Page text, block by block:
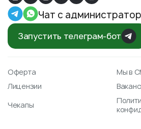
Чат с
Запустить телеграм-бот
Оферта
Мы в
Лицензии
Чекапы